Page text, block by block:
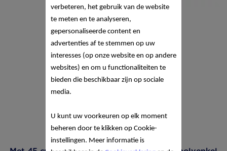
verbeteren, het gebruik van de website
te meten en te analyseren,
gepersonaliseerde content en
advertenties af te stemmen op uw
interesses (op onze website en op andere
websites) en om u functionaliteiten te
bieden die beschikbaar zijn op sociale
media.
U kunt uw voorkeuren op elk moment
beheren door te klikken op Cookie-
instellingen. Meer informatie is